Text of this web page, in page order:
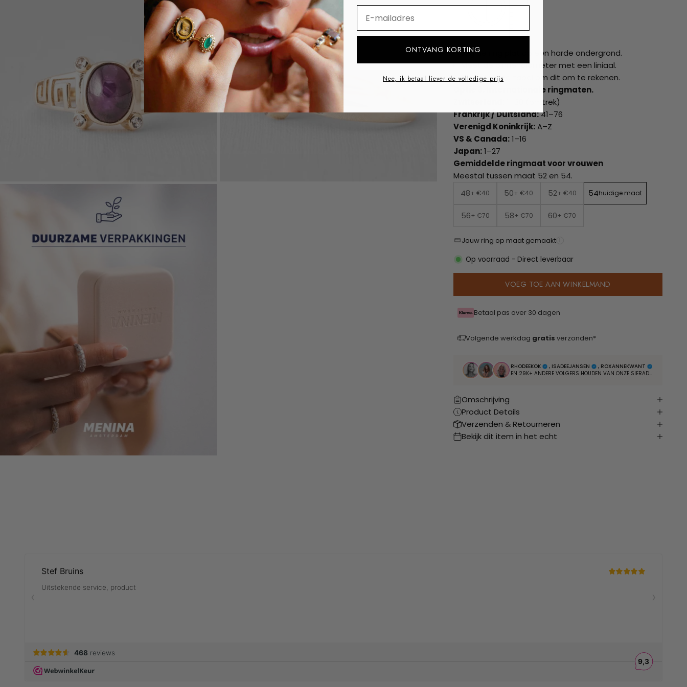
Leg de ring plat op een harde ondergrond.
Meet de binnendiameter met een liniaal.
Gebruik onze tabel om dit om te rekenen.
Optie 3. Internationale ringmaten.
1–30 (omtrek)
Frankrijk / Duitsland:41–76
Verenigd Koninkrijk:A–Z
VS & Canada:1–16
Japan:1–27
Gemiddelde ringmaat voor vrouwen
Meestal tussen maat 52 en 54.
48+ €40 50+ €40 52+ €40 54huidige maat
56+ €70 58+ €70 60+ €70
Jouw ring op maat gemaakt i
Op voorraad - Direct leverbaar
VOEG TOE AAN WINKELMAND
Betaal pas over 30 dagen
Volgende werkdag gratis verzonden*
RHODEEKOK , ISADEEJANSEN
, ROXANNEKWANT
EN 29K+ ANDERE VOLGERS HOUDEN VAN ONZE SIERADEN
Omschrijving
Product Details
Verzenden & Retourneren
Bekijk dit item in het echt
ONTVANG KORTING
Nee, ik betaal liever de volledige prijs